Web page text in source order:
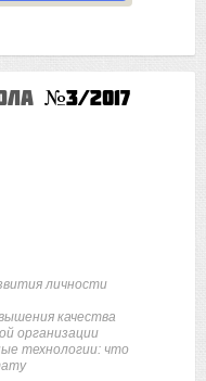
№3/2017
личности
качества
организации
технологии: что